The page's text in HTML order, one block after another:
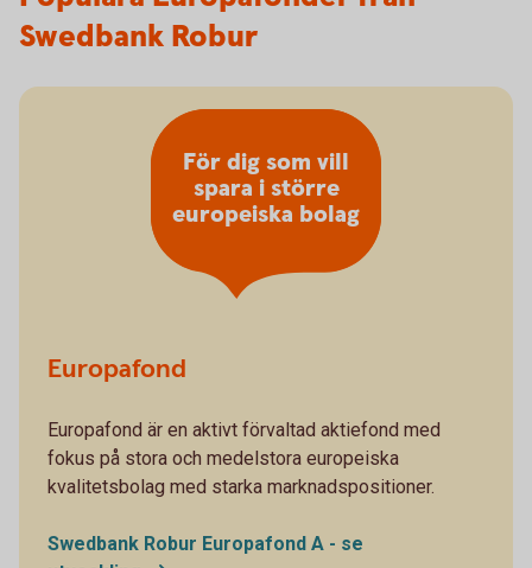
Swedbank Robur
Europafond
Europafond är en aktivt förvaltad aktiefond med
fokus på stora och medelstora europeiska
kvalitetsbolag med starka marknadspositioner.
Swedbank Robur Europafond A - se
För dig som vill
spara i större
europeiska bolag